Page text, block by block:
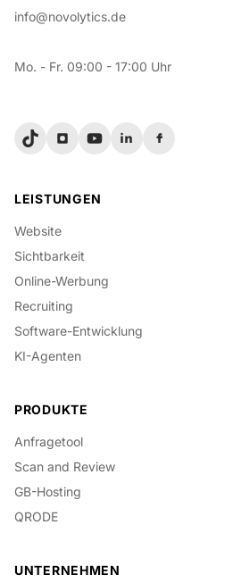
info@novolytics.de
Mo. - Fr. 09:00 - 17:00 Uhr
LEISTUNGEN
Website
Sichtbarkeit
Online-Werbung
Recruiting
Software-Entwicklung
KI-Agenten
PRODUKTE
Anfragetool
Scan and Review
GB-Hosting
QRODE
UNTERNEHMEN